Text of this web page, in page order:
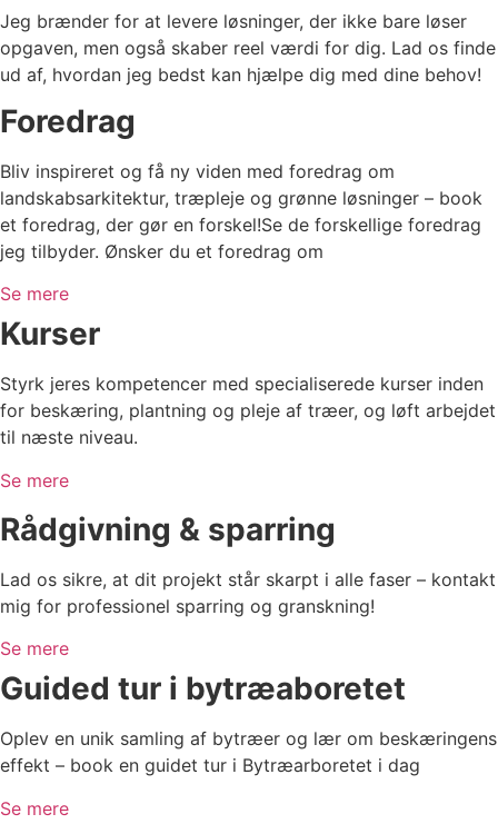
Jeg brænder for at levere løsninger, der ikke bare løser
opgaven, men også skaber reel værdi for dig. Lad os finde
ud af, hvordan jeg bedst kan hjælpe dig med dine behov!
Foredrag
Bliv inspireret og få ny viden med foredrag om
landskabsarkitektur, træpleje og grønne løsninger – book
et foredrag, der gør en forskel!Se de forskellige foredrag
jeg tilbyder. Ønsker du et foredrag om
Se mere
Kurser
Styrk jeres kompetencer med specialiserede kurser inden
for beskæring, plantning og pleje af træer, og løft arbejdet
til næste niveau.
Se mere
Rådgivning & sparring
Lad os sikre, at dit projekt står skarpt i alle faser – kontakt
mig for professionel sparring og granskning!
Se mere
Guided tur i bytræaboretet
Oplev en unik samling af bytræer og lær om beskæringens
effekt – book en guidet tur i Bytræarboretet i dag
Se mere